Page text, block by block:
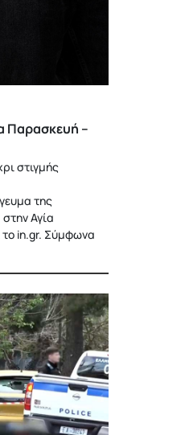
Παρασκευή –
στιγμής
της
Αγία
in.gr. Σύμφωνα